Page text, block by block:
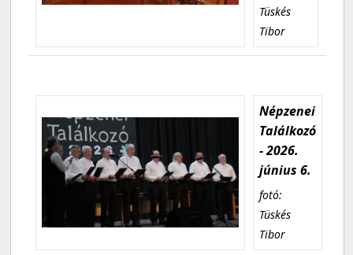
Tüskés
Tibor
Népzenei
Találkozó
- 2026.
június 6.
fotó:
Tüskés
Tibor